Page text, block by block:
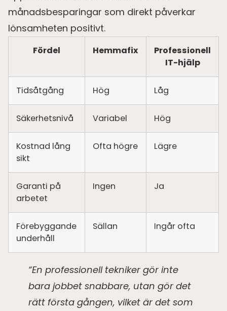
månadsbesparingar som direkt påverkar
lönsamheten positivt.
Fördel Hemmafix
Professionell
IT-hjälp
Tidsåtgång Hög Låg
Säkerhetsnivå Variabel Hög
Kostnad lång
sikt
Ofta högre Lägre
Garanti på
arbetet
Ingen Ja
Förebyggande
underhåll
Sällan Ingår ofta
“En professionell tekniker gör inte
bara jobbet snabbare, utan gör det
rätt första gången, vilket är det som